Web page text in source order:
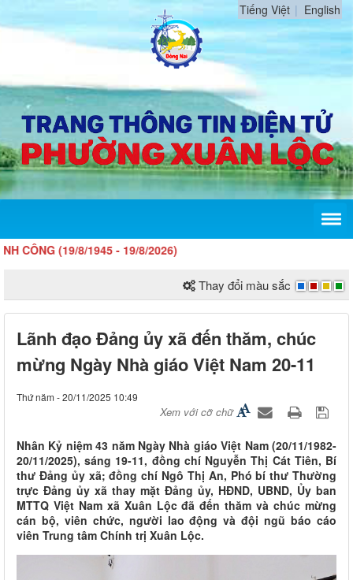
Tiếng Việt English
(19/8/1945 - 19/8/2026)
Thay đổi màu sắc
Lãnh đạo Đảng ủy xã đến thăm, chúc
mừng Ngày Nhà giáo Việt Nam 20-11
Thứ năm - 20/11/2025 10:49
Xem với cỡ chữ
Nhân Kỷ niệm 43 năm Ngày Nhà giáo Việt Nam (20/11/1982-
20/11/2025), sáng 19-11, đồng chí Nguyễn Thị Cát Tiên, Bí
thư Đảng ủy xã; đồng chí Ngô Thị An, Phó bí thư Thường
trực Đảng ủy xã thay mặt Đảng ủy, HĐND, UBND, Ủy ban
MTTQ Việt Nam xã Xuân Lộc đã đến thăm và chúc mừng
cán bộ, viên chức, người lao động và đội ngũ báo cáo
viên Trung tâm Chính trị Xuân Lộc.